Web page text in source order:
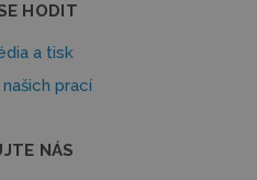
HODIT
a tisk
prací
NÁS